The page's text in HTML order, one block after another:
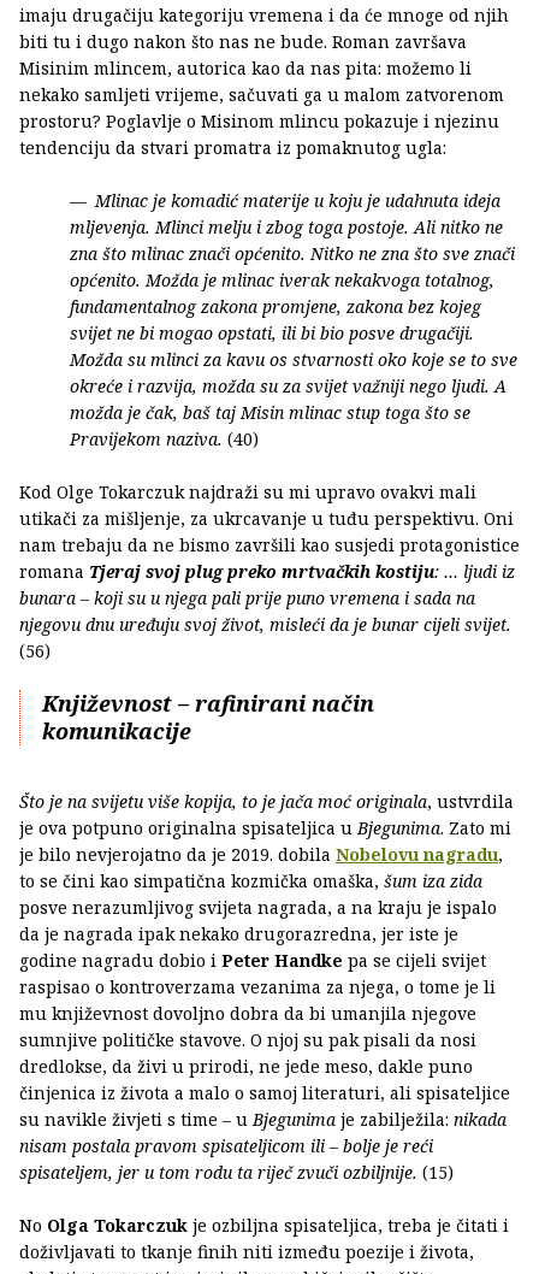
imaju drugačiju kategoriju vremena i da će mnoge od njih
biti tu i dugo nakon što nas ne bude. Roman završava
Misinim mlincem, autorica kao da nas pita: možemo li
nekako samljeti vrijeme, sačuvati ga u malom zatvorenom
prostoru? Poglavlje o Misinom mlincu pokazuje i njezinu
tendenciju da stvari promatra iz pomaknutog ugla:
Mlinac je komadić materije u koju je udahnuta ideja
mljevenja. Mlinci melju i zbog toga postoje. Ali nitko ne
zna što mlinac znači općenito. Nitko ne zna što sve znači
općenito. Možda je mlinac iverak nekakvoga totalnog,
fundamentalnog zakona promjene, zakona bez kojeg
svijet ne bi mogao opstati, ili bi bio posve drugačiji.
Možda su mlinci za kavu os stvarnosti oko koje se to sve
okreće i razvija, možda su za svijet važniji nego ljudi. A
možda je čak, baš taj Misin mlinac stup toga što se
Pravijekom naziva. (40)
Kod Olge Tokarczuk najdraži su mi upravo ovakvi mali
utikači za mišljenje, za ukrcavanje u tuđu perspektivu. Oni
nam trebaju da ne bismo završili kao susjedi protagonistice
romana Tjeraj svoj plug preko mrtvačkih kostiju: … ljudi iz
bunara – koji su u njega pali prije puno vremena i sada na
njegovu dnu uređuju svoj život, misleći da je bunar cijeli svijet.
(56)
Književnost – rafinirani način
komunikacije
Što je na svijetu više kopija, to je jača moć originala, ustvrdila
je ova potpuno originalna spisateljica uBjegunima. Zato mi
je bilo nevjerojatno da je 2019. dobila Nobelovu nagradu,
to se čini kao simpatična kozmička omaška, šum iza zida
posve nerazumljivog svijeta nagrada, a na kraju je ispalo
da je nagrada ipak nekako drugorazredna, jer iste je
godine nagradu dobio i Peter Handke pa se cijeli svijet
raspisao o kontroverzama vezanima za njega, o tome je li
mu književnost dovoljno dobra da bi umanjila njegove
sumnjive političke stavove. O njoj su pak pisali da nosi
dredlokse, da živi u prirodi, ne jede meso, dakle puno
činjenica iz života a malo o samoj literaturi, ali spisateljice
su navikle živjeti s time – uBjegunima je zabilježila: nikada
nisam postala pravom spisateljicom ili – bolje je reći
spisateljem, jer u tom rodu ta riječ zvuči ozbiljnije. (15)
No Olga Tokarczuk je ozbiljna spisateljica, treba je čitati i
doživljavati to tkanje finih niti između poezije i života,